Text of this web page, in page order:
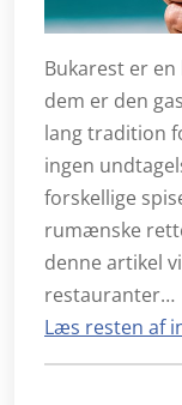
Bukarest er
dem er den
lang tradition
ingen
forskellige
rumænske
denne artikel
restauranter…
Læs resten af